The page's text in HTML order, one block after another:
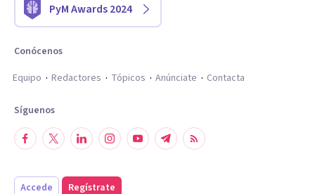
PyM Awards 2024
Conócenos
Equipo
Redactores Tópicos Anúnciate Contacta
Síguenos
Accede Regístrate